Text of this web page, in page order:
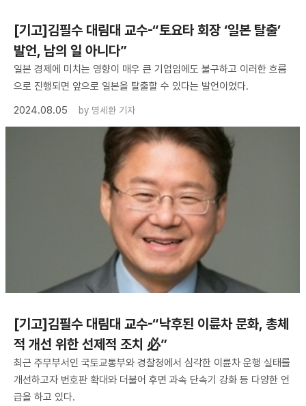
[기고]김필수 대림대 교수-“토요타 회장 ‘일본 탈출’
발언, 남의 일 아니다”
일본 경제에 미치는 영향이 매우 큰 기업임에도 불구하고 이러한 흐름
으로 진행되면 앞으로 일본을 탈출할 수 있다는 발언이었다.
2024.08.05
by 명세환 기자
[기고]김필수 대림대 교수-“낙후된 이륜차 문화, 총체
적 개선 위한 선제적 조치 必”
최근 주무부서인 국토교통부와 경찰청에서 심각한 이륜차 운행 실태를
개선하고자 번호판 확대와 더불어 후면 과속 단속기 강화 등 다양한 언
급을 하고 있다.